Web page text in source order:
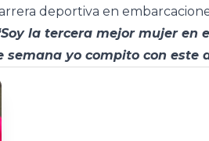
deportiva en
la tercera mejor mujer en
semana yo compito con este